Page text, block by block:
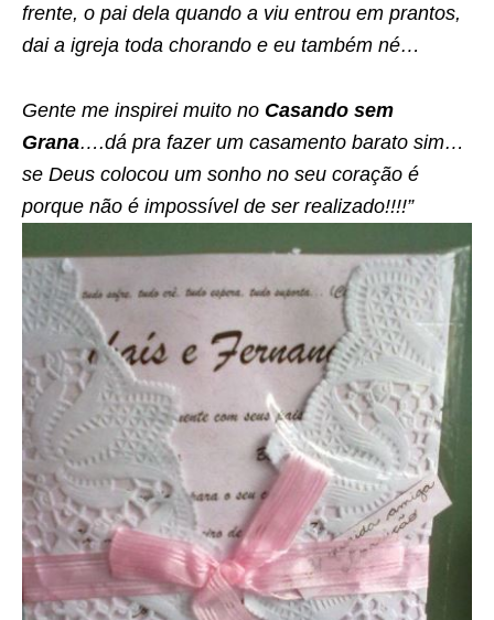
frente, o pai dela quando a viu entrou em prantos,
dai a igreja toda chorando e eu também né…
Gente me inspirei muito no Casando sem
Grana….dá pra fazer um casamento barato sim…
se Deus colocou um sonho no seu coração é
porque não é impossível de ser realizado!!!!”